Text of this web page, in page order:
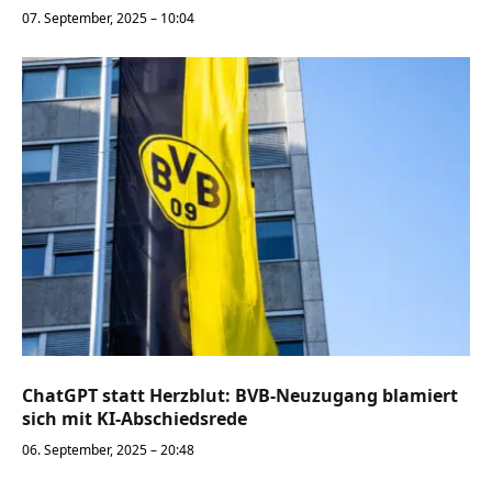
07. September, 2025 – 10:04
ChatGPT statt Herzblut: BVB-Neuzugang blamiert
sich mit KI-Abschiedsrede
06. September, 2025 – 20:48